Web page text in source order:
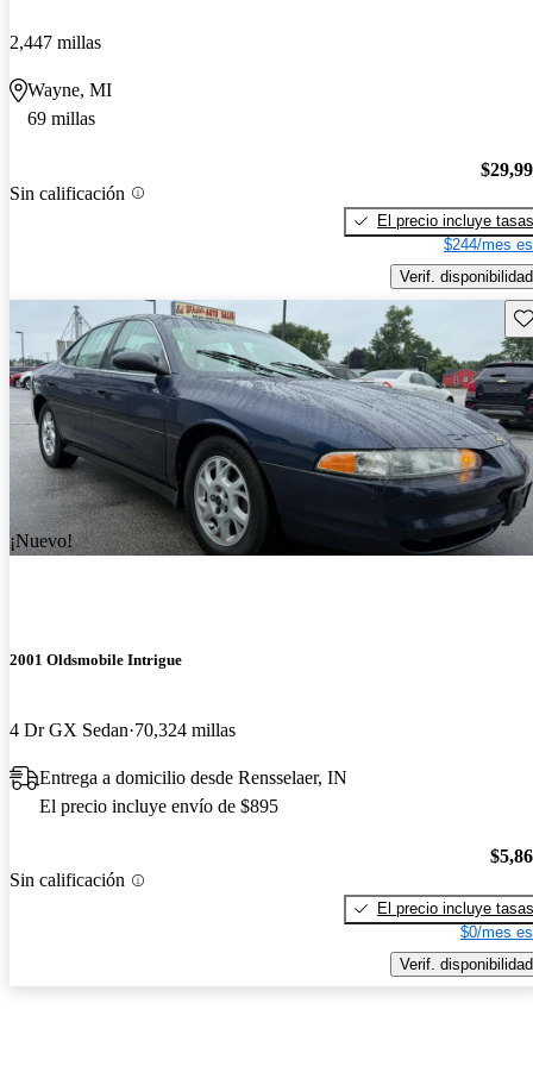
2,447 millas
Wayne, MI
69 millas
Sin calificación
El precio incluye tasas
$244/mes
Verif. disponibilidad
¡Nuevo!
2001 Oldsmobile Intrigue
4 Dr GX Sedan 70,324 millas
Entrega a domicilio desde Rensselaer, IN
El precio incluye envío de $895
Sin calificación
El precio incluye tasas
$0/mes
Verif. disponibilidad